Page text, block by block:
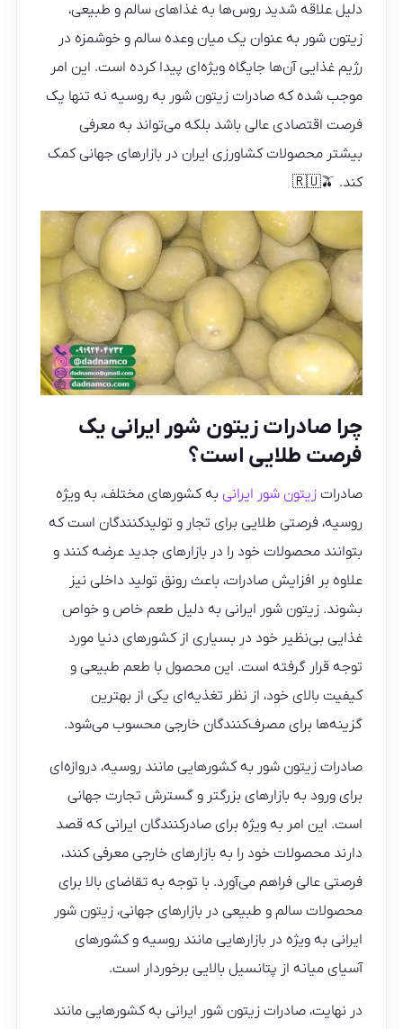
دلیل علاقه شدید روس‌ها به غذاهای سالم و طبیعی،
زیتون شور به عنوان یک میان‌ وعده سالم و خوشمزه در
رژیم غذایی آن‌ها جایگاه ویژه‌ای پیدا کرده است. این امر
موجب شده که صادرات زیتون شور به روسیه نه‌ تنها یک
فرصت اقتصادی عالی باشد بلکه می‌تواند به معرفی
بیشتر محصولات کشاورزی ایران در بازارهای جهانی کمک
کند. 🇷🇺🫒
چرا صادرات زیتون شور ایرانی یک
فرصت طلایی است؟
صادراتزیتون شور ایرانی به کشورهای مختلف، به‌ ویژه
روسیه، فرصتی طلایی برای تجار و تولیدکنندگان است که
بتوانند محصولات خود را در بازارهای جدید عرضه کنند و
علاوه بر افزایش صادرات، باعث رونق تولید داخلی نیز
بشوند. زیتون شور ایرانی به دلیل طعم خاص و خواص
غذایی بی‌نظیر خود در بسیاری از کشورهای دنیا مورد
توجه قرار گرفته است. این محصول با طعم طبیعی و
کیفیت بالای خود، از نظر تغذیه‌ای یکی از بهترین
گزینه‌ها برای مصرف‌کنندگان خارجی محسوب می‌شود.
صادرات زیتون شور به کشورهایی مانند روسیه، دروازه‌ای
برای ورود به بازارهای بزرگتر و گسترش تجارت جهانی
است. این امر به‌ ویژه برای صادرکنندگان ایرانی که قصد
دارند محصولات خود را به بازارهای خارجی معرفی کنند،
فرصتی عالی فراهم می‌آورد. با توجه به تقاضای بالا برای
محصولات سالم و طبیعی در بازارهای جهانی، زیتون شور
ایرانی به‌ ویژه در بازارهایی مانند روسیه و کشورهای
آسیای میانه از پتانسیل بالایی برخوردار است.
در نهایت، صادرات زیتون شور ایرانی به کشورهایی مانند